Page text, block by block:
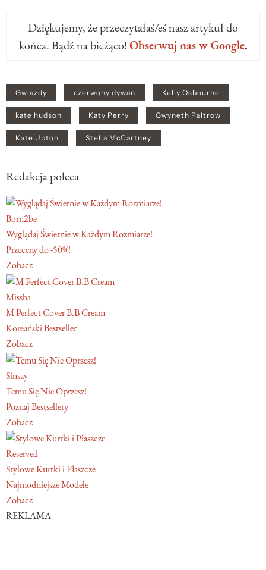
Dziękujemy, że przeczytałaś/eś nasz artykuł do
końca. Bądź na bieżąco!Obserwuj nas w Google.
Gwiazdy czerwony dywan Kelly Osbourne
kate hudson Katy Perry Gwyneth Paltrow
Kate Upton Stella McCartney
Redakcja poleca
Born2be
Wyglądaj Świetnie w Każdym Rozmiarze!
Przeceny do -50%!
Zobacz
Missha
M Perfect Cover B.B Cream
Koreański Bestseller
Zobacz
Sinsay
Temu Się Nie Oprzesz!
Poznaj Bestsellery
Zobacz
Reserved
Stylowe Kurtki i Płaszcze
Najmodniejsze Modele
Zobacz
REKLAMA